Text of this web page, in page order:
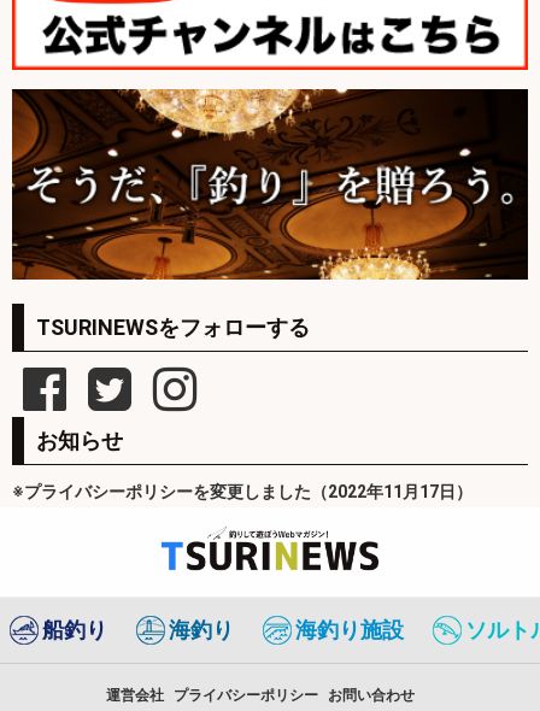
TSURINEWSをフォローする
お知らせ
※プライバシーポリシーを変更しました（2022年11月17日）
船釣り 海釣り 海釣り施設 ソルト
運営会社 プライバシーポリシー お問い合わせ